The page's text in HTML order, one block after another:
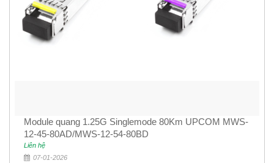
Module quang 1.25G Singlemode 80Km UPCOM MWS-
12-45-80AD/MWS-12-54-80BD
Liên hệ
07-01-2026